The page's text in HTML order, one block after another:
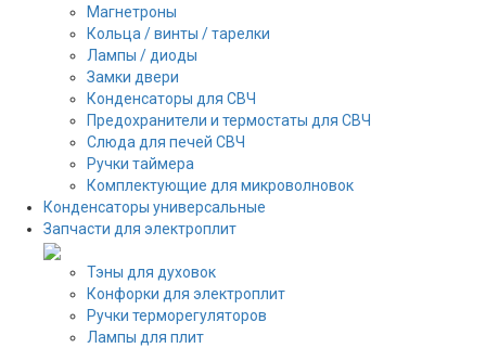
Магнетроны
Кольца / винты / тарелки
Лампы / диоды
Замки двери
Конденсаторы для СВЧ
Предохранители и термостаты для СВЧ
Слюда для печей СВЧ
Ручки таймера
Комплектующие для микроволновок
Конденсаторы универсальные
Запчасти для электроплит
Тэны для духовок
Конфорки для электроплит
Ручки терморегуляторов
Лампы для плит